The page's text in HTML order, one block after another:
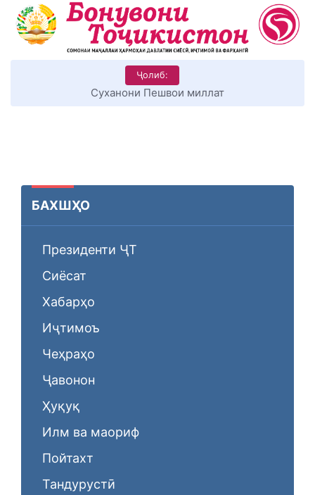
Ҷолиб:
Суханони Пешвои миллат
БАХШҲО
Президенти ҶТ
Сиёсат
Хабарҳо
Иҷтимоъ
Чеҳраҳо
Ҷавонон
Ҳуқуқ
Илм ва маориф
Пойтахт
Тандурустӣ